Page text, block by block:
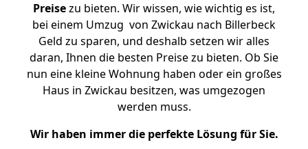
Preisezu bieten. Wir wissen, wie wichtig es ist,
bei einem Umzug von Zwickau nach Billerbeck
Geld zu sparen, und deshalb setzen wir alles
daran, Ihnen die besten Preise zu bieten. Ob Sie
nun eine kleine Wohnung haben oder ein großes
Haus in Zwickau besitzen, was umgezogen
werden muss.
Wir haben immer die perfekte Lösung für Sie.